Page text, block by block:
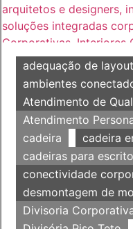
adequação de layout
ambientes
Atendimento de
Atendimento
cadeira
cadeira
cadeiras para
conectividade
desmontagem de
Divisoria